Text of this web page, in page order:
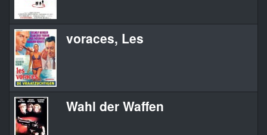
voraces, Les
Wahl der Waffen